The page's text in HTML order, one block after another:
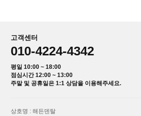
고객센터
010-4224-4342
평일 10:00 ~ 18:00
점심시간 12:00 ~ 13:00
주말 및 공휴일은 1:1 상담을 이용해주세요.
상호명 : 해든덴탈